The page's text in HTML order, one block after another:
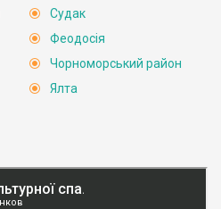
Судак
Феодосія
Чорноморський район
Ялта